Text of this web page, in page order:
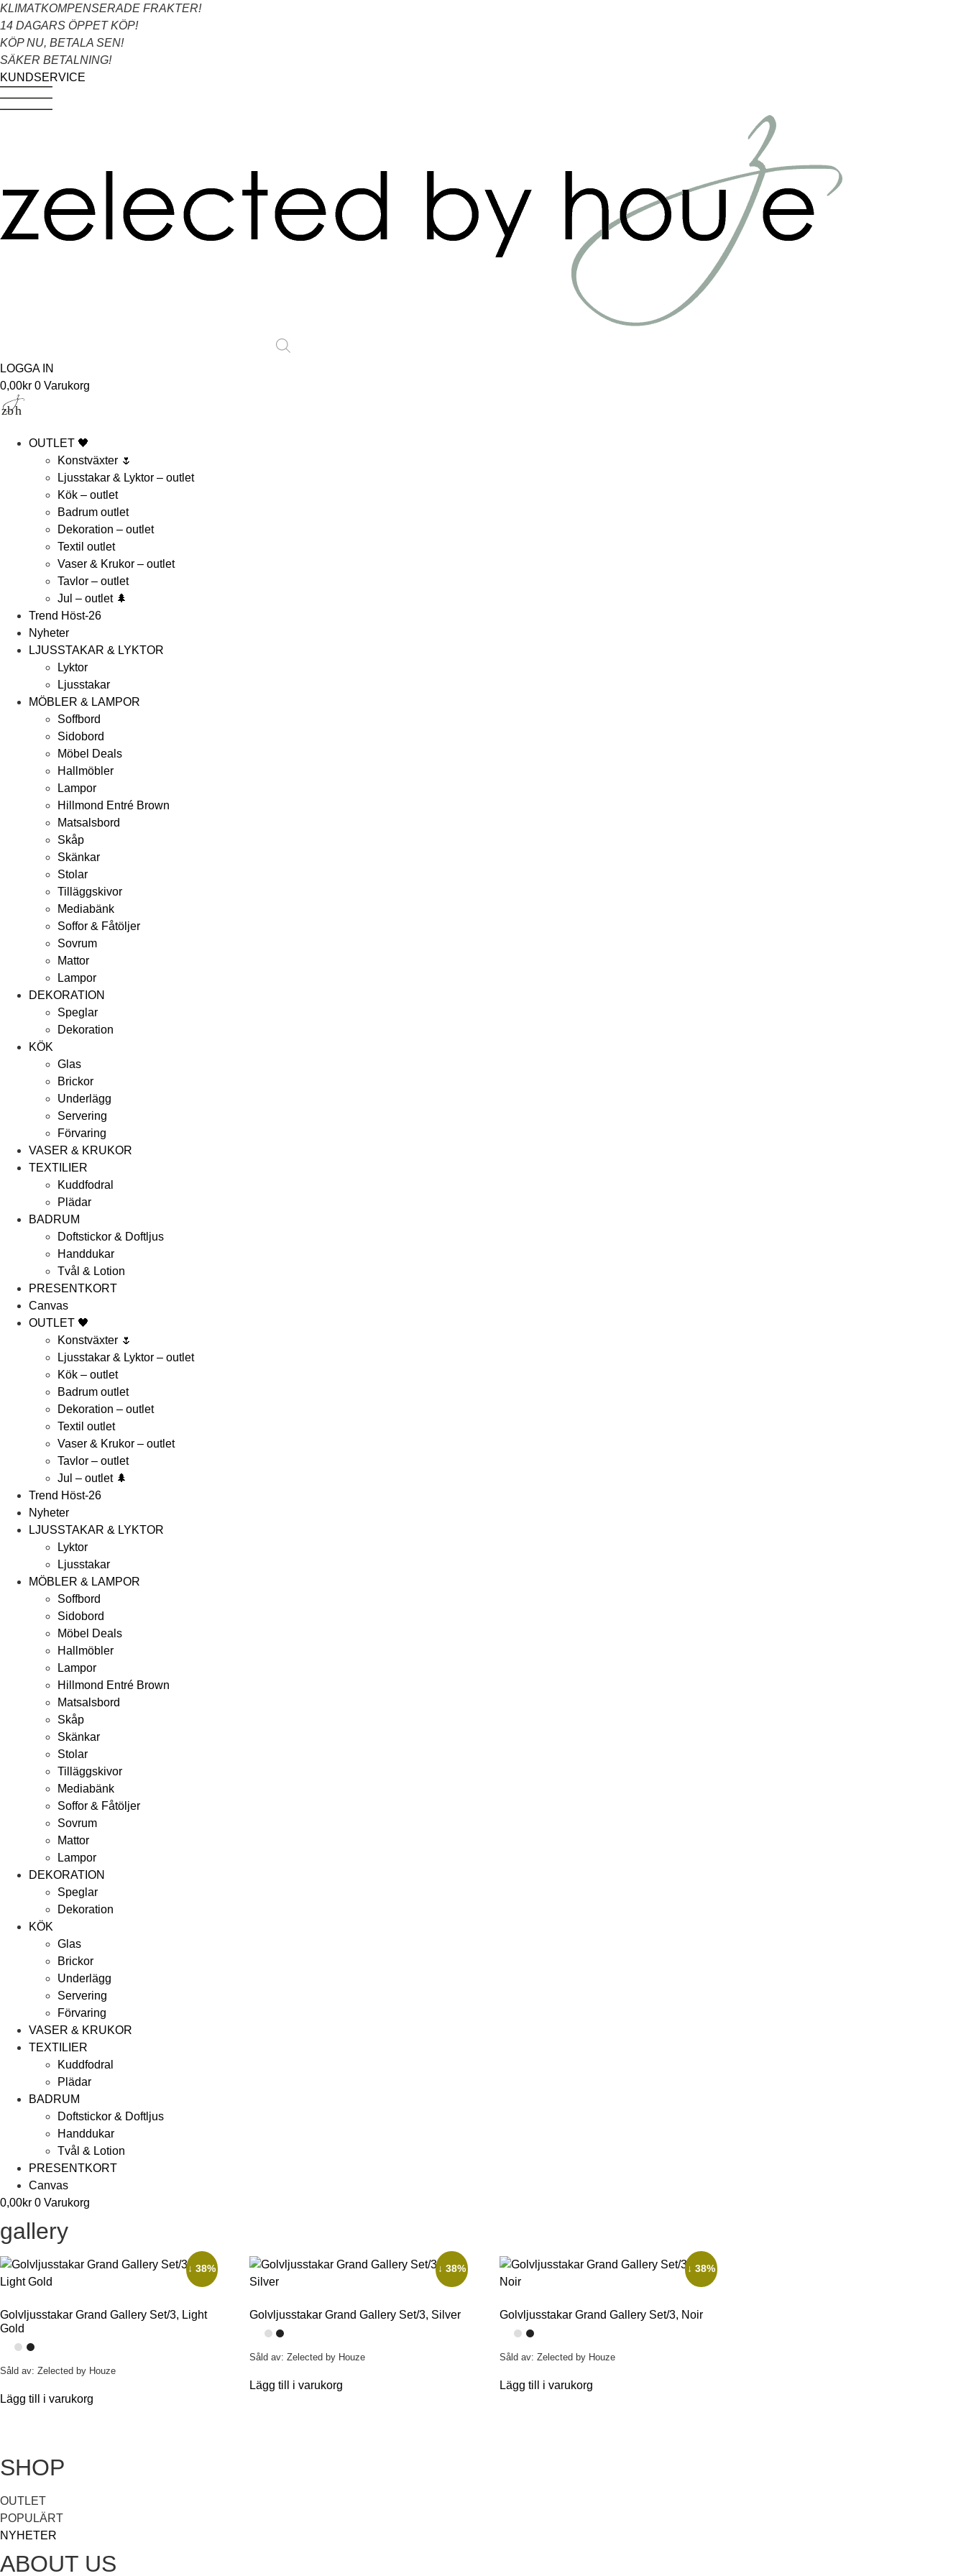
Hoppa
till
innehåll
KLIMATKOMPENSERADE FRAKTER!
14 DAGARS ÖPPET KÖP!
KÖP NU, BETALA SEN!
SÄKER BETALNING!
KUNDSERVICE
Products
search
LOGGA IN
0,00kr 0 Varukorg
OUTLET 🖤
Konstväxter 🌷
Ljusstakar & Lyktor – outlet
Kök – outlet
Badrum outlet
Dekoration – outlet
Textil outlet
Vaser & Krukor – outlet
Tavlor – outlet
Jul – outlet 🌲
Trend Höst-26
Nyheter
LJUSSTAKAR & LYKTOR
Lyktor
Ljusstakar
MÖBLER & LAMPOR
Soffbord
Sidobord
Möbel Deals
Hallmöbler
Lampor
Hillmond Entré Brown
Matsalsbord
Skåp
Skänkar
Stolar
Tilläggskivor
Mediabänk
Soffor & Fåtöljer
Sovrum
Mattor
Lampor
DEKORATION
Speglar
Dekoration
KÖK
Glas
Brickor
Underlägg
Servering
Förvaring
VASER & KRUKOR
TEXTILIER
Kuddfodral
Plädar
BADRUM
Doftstickor & Doftljus
Handdukar
Tvål & Lotion
PRESENTKORT
Canvas
OUTLET 🖤
Konstväxter 🌷
Ljusstakar & Lyktor – outlet
Kök – outlet
Badrum outlet
Dekoration – outlet
Textil outlet
Vaser & Krukor – outlet
Tavlor – outlet
Jul – outlet 🌲
Trend Höst-26
Nyheter
LJUSSTAKAR & LYKTOR
Lyktor
Ljusstakar
MÖBLER & LAMPOR
Soffbord
Sidobord
Möbel Deals
Hallmöbler
Lampor
Hillmond Entré Brown
Matsalsbord
Skåp
Skänkar
Stolar
Tilläggskivor
Mediabänk
Soffor & Fåtöljer
Sovrum
Mattor
Lampor
DEKORATION
Speglar
Dekoration
KÖK
Glas
Brickor
Underlägg
Servering
Förvaring
VASER & KRUKOR
TEXTILIER
Kuddfodral
Plädar
BADRUM
Doftstickor & Doftljus
Handdukar
Tvål & Lotion
PRESENTKORT
Canvas
0,00kr 0 Varukorg
gallery
↓ 38%
Golvljusstakar Grand Gallery Set/3, Light
Gold
Såld av: Zelected by Houze
Lägg till i varukorg
↓ 38%
Golvljusstakar Grand Gallery Set/3, Silver
Såld av: Zelected by Houze
Lägg till i varukorg
↓ 38%
Golvljusstakar Grand Gallery Set/3, Noir
Såld av: Zelected by Houze
Lägg till i varukorg
SHOP
OUTLET
POPULÄRT
NYHETER
ABOUT US